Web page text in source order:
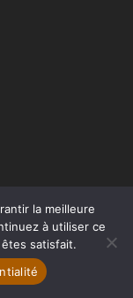
12h/14h-
la meilleure
à utiliser ce
satisfait.